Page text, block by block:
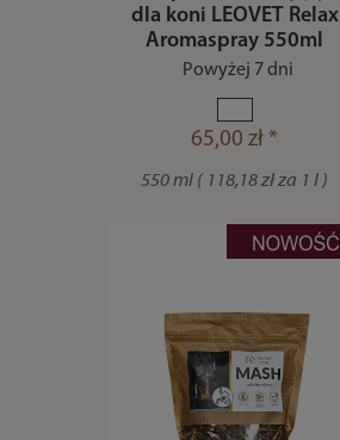
dla koni LEOVET Relax
Aromaspray 550ml
Powyżej 7 dni
65,00 zł *
550 ml ( 118,18 zł za 1 l )